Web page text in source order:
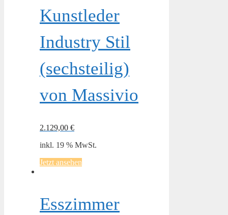
Kunstleder
Industry Stil
(sechsteilig)
von Massivio
2.129,00 €
inkl. 19 % MwSt.
Jetzt ansehen
Esszimmer